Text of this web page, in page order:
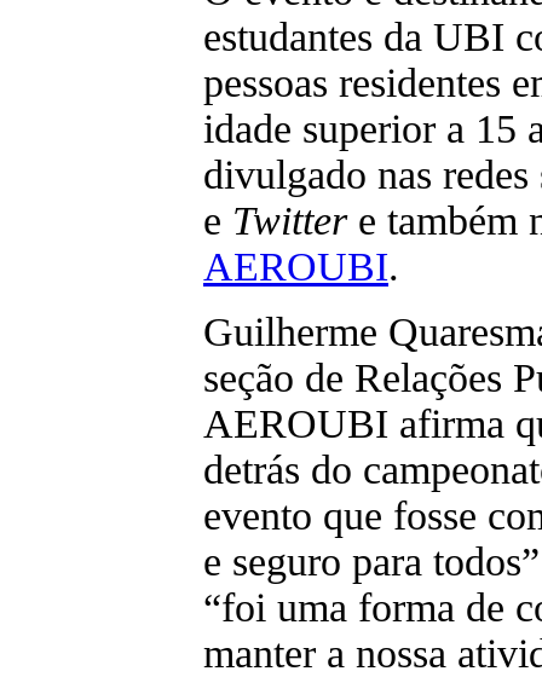
estudantes da UBI
pessoas residentes
idade superior a 15
divulgado nas
e Twittere também
AEROUBI.
Guilherme
seção de Relações
AEROUBI afirma
detrás do
evento que fosse
e seguro para
“foi uma forma de
manter a nossa